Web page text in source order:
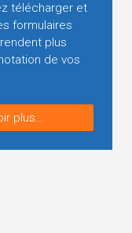
télécharger et
formulaires
plus
de vos
plus...